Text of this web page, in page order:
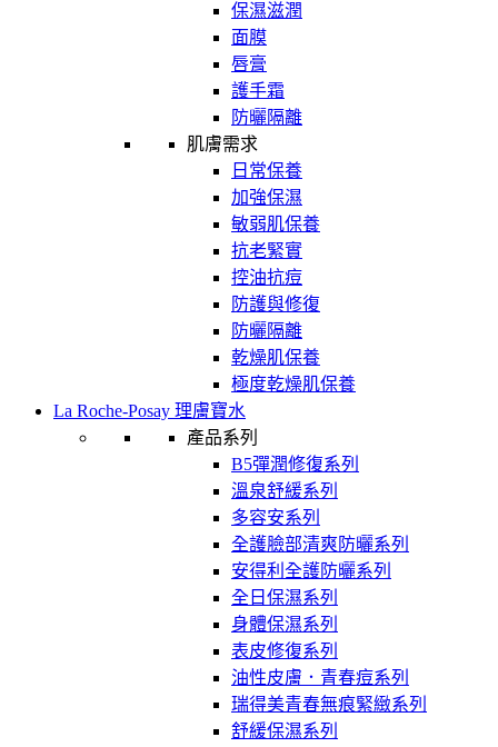
保濕滋潤
面膜
唇膏
護手霜
防曬隔離
肌膚需求
日常保養
加強保濕
敏弱肌保養
抗老緊實
控油抗痘
防護與修復
防曬隔離
乾燥肌保養
極度乾燥肌保養
La Roche-Posay 理膚寶水
產品系列
B5彈潤修復系列
溫泉舒緩系列
多容安系列
全護臉部清爽防曬系列
安得利全護防曬系列
全日保濕系列
身體保濕系列
表皮修復系列
油性皮膚．青春痘系列
瑞得美青春無痕緊緻系列
舒緩保濕系列